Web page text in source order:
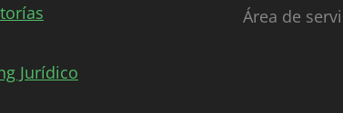
Jurídico
Área de